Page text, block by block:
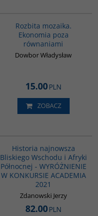
Rozbita mozaika.
Ekonomia poza
równaniami
Dowbor Władysław
15.00PLN
ZOBACZ
Historia najnowsza
Bliskiego Wschodu i Afryki
Północnej - WYRÓŻNIENIE
W KONKURSIE ACADEMIA
2021
Zdanowski Jerzy
82.00PLN